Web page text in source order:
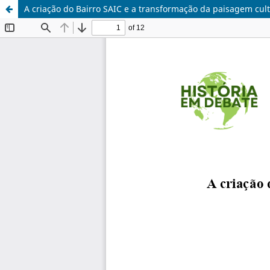
A criação do Bairro SAIC e a transformação da paisagem